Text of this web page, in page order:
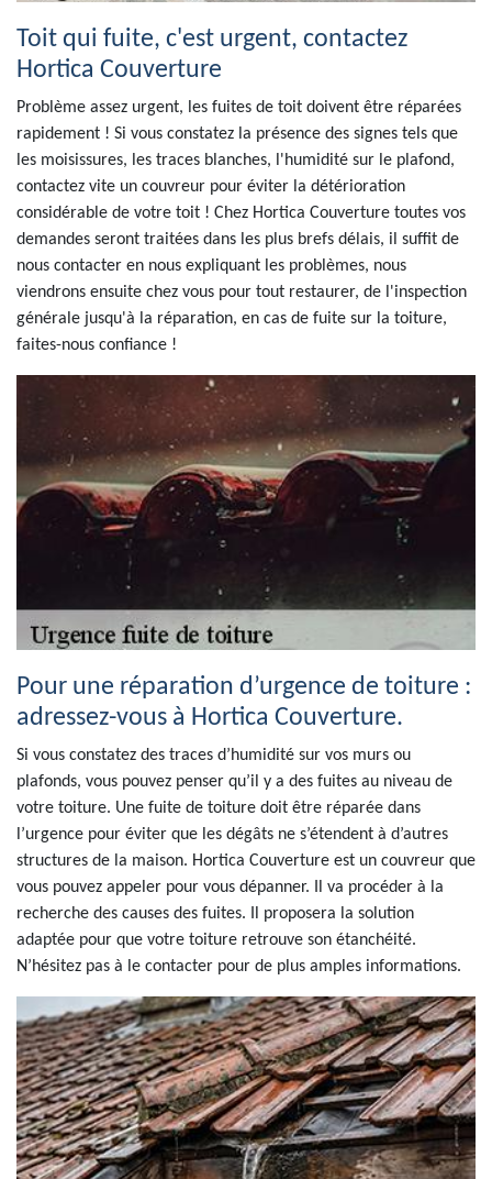
Toit qui fuite, c'est urgent, contactez
Hortica Couverture
Problème assez urgent, les fuites de toit doivent être réparées
rapidement ! Si vous constatez la présence des signes tels que
les moisissures, les traces blanches, l'humidité sur le plafond,
contactez vite un couvreur pour éviter la détérioration
considérable de votre toit ! Chez Hortica Couverture toutes vos
demandes seront traitées dans les plus brefs délais, il suffit de
nous contacter en nous expliquant les problèmes, nous
viendrons ensuite chez vous pour tout restaurer, de l'inspection
générale jusqu'à la réparation, en cas de fuite sur la toiture,
faites-nous confiance !
Pour une réparation d’urgence de toiture :
adressez-vous à Hortica Couverture.
Si vous constatez des traces d’humidité sur vos murs ou
plafonds, vous pouvez penser qu’il y a des fuites au niveau de
votre toiture. Une fuite de toiture doit être réparée dans
l’urgence pour éviter que les dégâts ne s’étendent à d’autres
structures de la maison. Hortica Couverture est un couvreur que
vous pouvez appeler pour vous dépanner. Il va procéder à la
recherche des causes des fuites. Il proposera la solution
adaptée pour que votre toiture retrouve son étanchéité.
N’hésitez pas à le contacter pour de plus amples informations.